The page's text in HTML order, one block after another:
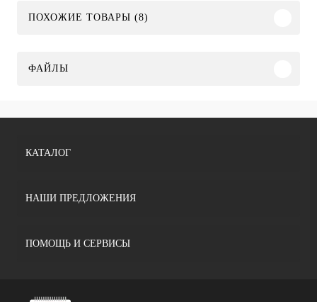
ПОХОЖИЕ ТОВАРЫ (8)
ФАЙЛЫ
КАТАЛОГ
НАШИ ПРЕДЛОЖЕНИЯ
ПОМОЩЬ И СЕРВИСЫ